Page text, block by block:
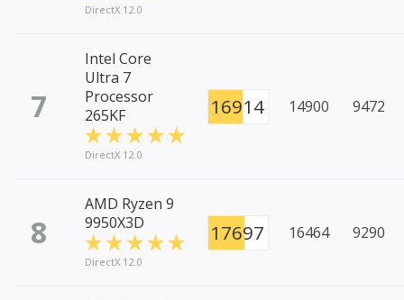
DirectX 12.0
7
Intel Core
Ultra 7
Processor
265KF
DirectX 12.0
16914 14900 9472
8
AMD Ryzen 9
9950X3D
DirectX 12.0
17697 16464 9290